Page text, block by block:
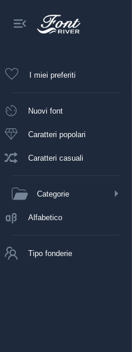
I miei preferiti
Nuovi font
Caratteri popolari
Caratteri casuali
Categorie
Alfabetico
Tipo fonderie